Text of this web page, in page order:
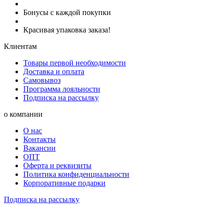
Бонусы с каждой покупки
Красивая упаковка заказа!
Клиентам
Товары первой необходимости
Доставка и оплата
Самовывоз
Программа лояльности
Подписка на рассылку
о компании
О нас
Контакты
Вакансии
ОПТ
Оферта и реквизиты
Политика конфиденциальности
Корпоративные подарки
Подписка на рассылку